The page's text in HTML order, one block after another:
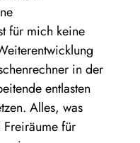
für mich keine
in der
entlasten
Alles, was
für